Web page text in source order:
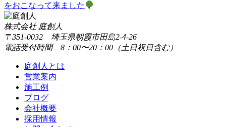
をおこなって来ました
株式会社 庭創人
〒351-0032 埼玉県朝霞市田島2-4-26
電話受付時間 8：00〜20：00（土日祝日含む）
庭創人とは
営業案内
施工例
ブログ
会社概要
採用情報